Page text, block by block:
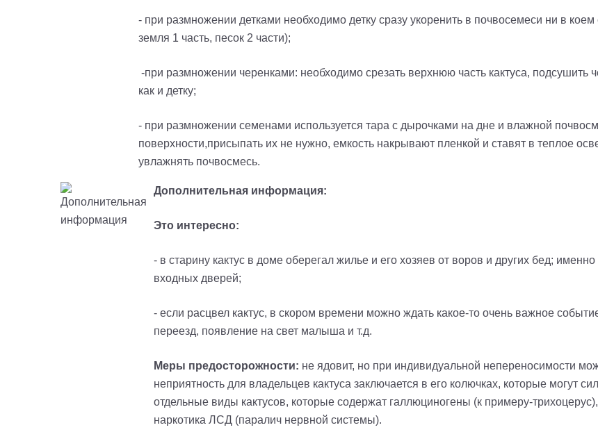
- при размножении детками необходимо детку сразу укоренить в почвосемеси ни в коем
земля 1 часть, песок 2 части);
-при размножении черенками: необходимо срезать верхнюю часть кактуса, подсушить
как и детку;
- при размножении семенами используется тара с дырочками на дне и влажной
поверхности,присыпать их не нужно, емкость накрывают пленкой и ставят в теплое
увлажнять почвосмесь.
Дополнительная информация:
Это интересно:
- в старину кактус в доме оберегал жилье и его хозяев от воров и других бед; именно
входных дверей;
- если расцвел кактус, в скором времени можно ждать какое-то очень важное
переезд, появление на свет малыша и т.д.
Меры предосторожности: не ядовит, но при индивидуальной непереносимости
неприятность для владельцев кактуса заключается в его колючках, которые могут
отдельные виды кактусов, которые содержат галлюциногены (к примеру-трихоцерус
наркотика ЛСД (паралич нервной системы).